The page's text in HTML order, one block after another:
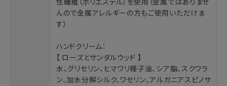
んので金属アレルギーの方もご使用いただけま
す）
ハンドクリーム：
【 ローズとサンダルウッド 】
水、グリセリン、ヒマワリ種子油、シア脂、スクワラ
ン、加水分解シルク、ワセリン、アルガニアスピノサ